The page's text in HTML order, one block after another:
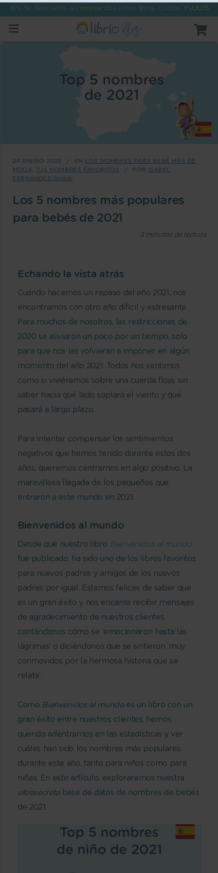
15% de descuento al comprar dos o más libros. Código YUJU15
24 ENERO 2022 EN LOS NOMBRES PARA BEBÉ MÁS DE
MODA ,TUS NOMBRES FAVORITOS POR ISABEL
FERNÁNDEZ-SHAW
Los 5 nombres más populares
para bebés de 2021
3minutos de lectura
Echando la vista atrás
Cuando hacemos un repaso del año 2021, nos
encontramos con otro año difícil y estresante.
Para muchos de nosotros, las restricciones de
2020 se aliviaron un poco por un tiempo, solo
para que nos las volvieran a imponer en algún
momento del año 2021. Todos nos sentimos
como si viviéramos sobre una cuerda floja, sin
saber hacía qué lado soplará el viento y qué
pasará a largo plazo.
Para intentar compensar los sentimientos
negativos que hemos tenido durante estos dos
años, queremos centrarnos en algo positivo. La
maravillosa llegada de los pequeños que
entraron a este mundo en 2021.
Bienvenidos al mundo
Desde que nuestro libro Bienvenidos al mundo
fue publicado, ha sido uno de los libros favoritos
para nuevos padres y amigos de los nuevos
padres por igual. Estamos felices de saber que
es un gran éxito y nos encanta recibir mensajes
de agradecimiento de nuestros clientes
contándonos cómo se ‘emocionaron hasta las
lágrimas’ o diciéndonos que se sintieron ‘muy
conmovidos por la hermosa historia que se
relata’.
Como Bienvenidos al mundoes un libro con un
gran éxito entre nuestros clientes, hemos
querido adentrarnos en las estadísticas y ver
cuáles han sido los nombres más populares
durante este año, tanto para niños como para
niñas. En este artículo, exploraremos nuestra
ultrasecreta base de datos de nombres de bebés
de 2021.